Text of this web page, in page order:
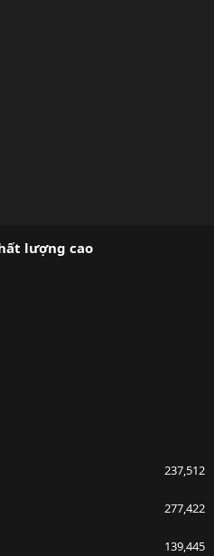
lượng cao
237,512
277,422
139,445